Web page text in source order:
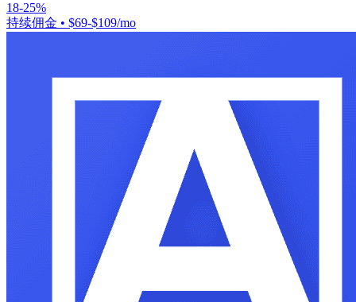
18-25%
持续佣金 • $69-$109/mo